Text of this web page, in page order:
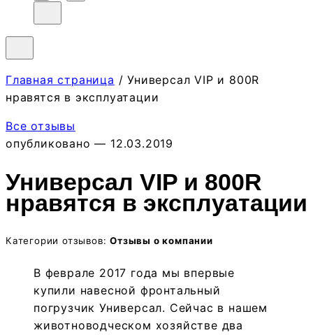
Главная страница / Универсал VIP и 800R
нравятся в эксплуатации
Все отзывы
опубликовано — 12.03.2019
Универсал VIP и 800R
нравятся в эксплуатации
Категории отзывов:Отзывы о компании
В феврале 2017 года мы впервые
купили навесной фронтальный
погрузчик Универсал. Сейчас в нашем
животноводческом хозяйстве два